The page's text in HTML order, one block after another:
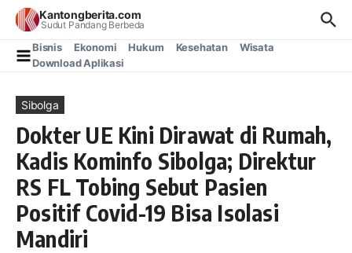
Lewati ke konten
Kantongberita.com
Sudut Pandang Berbeda
Bisnis Ekonomi Hukum Kesehatan
Wisata
Download Aplikasi
Sibolga
Dokter UE Kini Dirawat di Rumah,
Kadis Kominfo Sibolga; Direktur
RS FL Tobing Sebut Pasien
Positif Covid-19 Bisa Isolasi
Mandiri